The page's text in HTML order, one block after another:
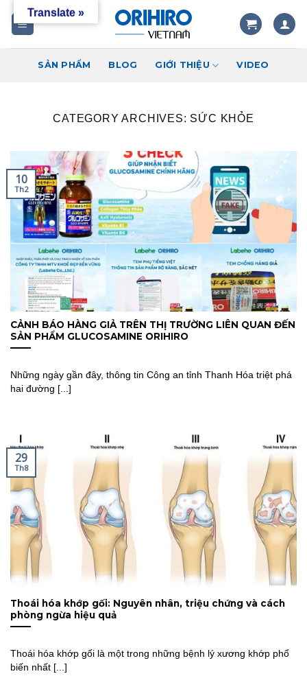
SẢN PHẨM BLOG GIỚI THIỆU VIDEO
CATEGORY ARCHIVES: SỨC KHỎE
CẢNH BÁO HÀNG GIẢ TRÊN THỊ TRƯỜNG LIÊN QUAN ĐẾN
SẢN PHẨM GLUCOSAMINE ORIHIRO
Những ngày gần đây, thông tin Công an tỉnh Thanh Hóa triệt phá
hai đường [...]
10
Th2
Thoái hóa khớp gối: Nguyên nhân, triệu chứng và cách
phòng ngừa hiệu quả
Thoái hóa khớp gối là một trong những bệnh lý xương khớp phổ
biến nhất [...]
29
Th8
Translate »